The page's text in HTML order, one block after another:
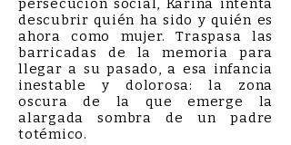
persecución social, Karina intenta
descubrir quién ha sido y quién es
ahora como mujer. Traspasa las
barricadas de la memoria para
llegar a su pasado, a esa infancia
inestable y dolorosa: la zona
oscura de la que emerge la
alargada sombra de un padre
totémico.